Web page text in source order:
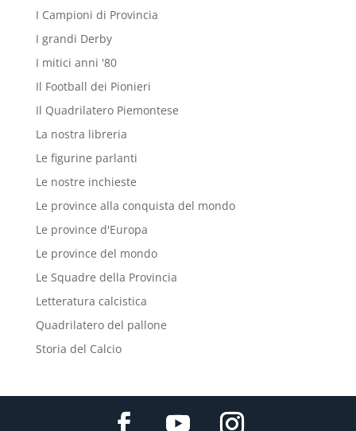
I Campioni di Provincia
I grandi Derby
I mitici anni '80
Il Football dei Pionieri
Il Quadrilatero Piemontese
La nostra libreria
Le figurine parlanti
Le nostre inchieste
Le province alla conquista del mondo
Le province d'Europa
Le province del mondo
Le Squadre della Provincia
Letteratura calcistica
Quadrilatero del pallone
Storia del Calcio